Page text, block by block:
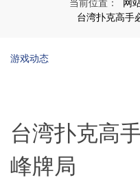
当前位置：
台湾扑克高手
游戏动态
台湾扑克高
峰牌局